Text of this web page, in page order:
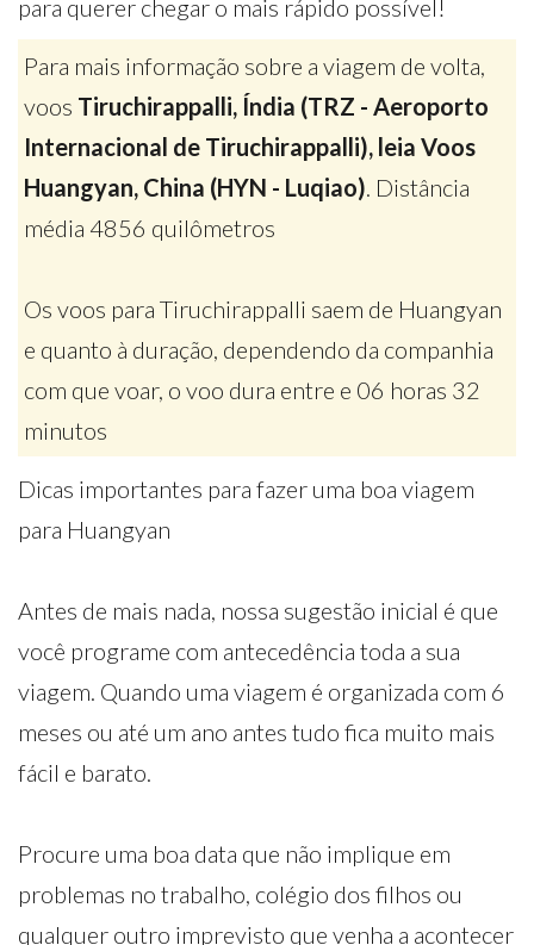
para querer chegar o mais rápido possível!
Para mais informação sobre a viagem de volta,
voos Tiruchirappalli, Índia (TRZ - Aeroporto
Internacional de Tiruchirappalli), leia Voos
Huangyan, China (HYN - Luqiao). Distância
média 4856 quilômetros
Os voos para Tiruchirappalli saem de Huangyan
e quanto à duração, dependendo da companhia
com que voar, o voo dura entre e 06 horas 32
minutos
Dicas importantes para fazer uma boa viagem
para Huangyan
Antes de mais nada, nossa sugestão inicial é que
você programe com antecedência toda a sua
viagem. Quando uma viagem é organizada com 6
meses ou até um ano antes tudo fica muito mais
fácil e barato.
Procure uma boa data que não implique em
problemas no trabalho, colégio dos filhos ou
qualquer outro imprevisto que venha a acontecer